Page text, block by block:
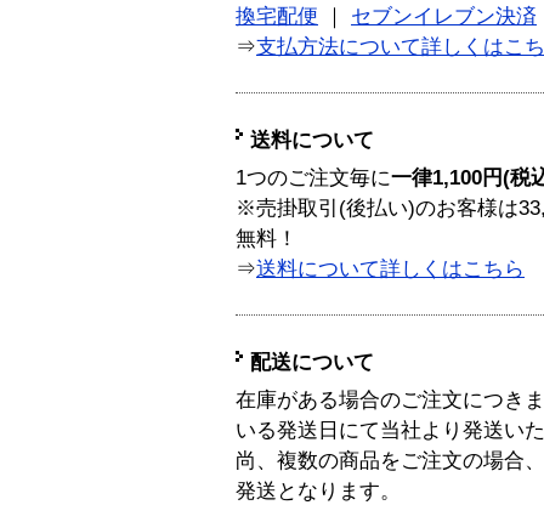
換宅配便
セブンイレブン決済
⇒支払方法について詳しくはこ
送料について
1つのご注文毎に一律1,100円(税
※売掛取引(後払い)のお客様は
無料！
⇒送料について詳しくはこちら
配送について
在庫がある場合のご注文につき
いる発送日にて当社より発送い
尚、複数の商品をご注文の場合
発送となります。